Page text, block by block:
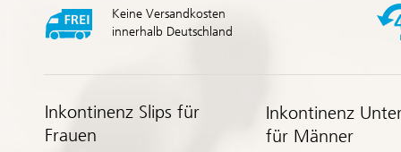
Keine Versandkosten
innerhalb Deutschland
Inkontinenz Slips für
Frauen
Inkontinenz
für Männer